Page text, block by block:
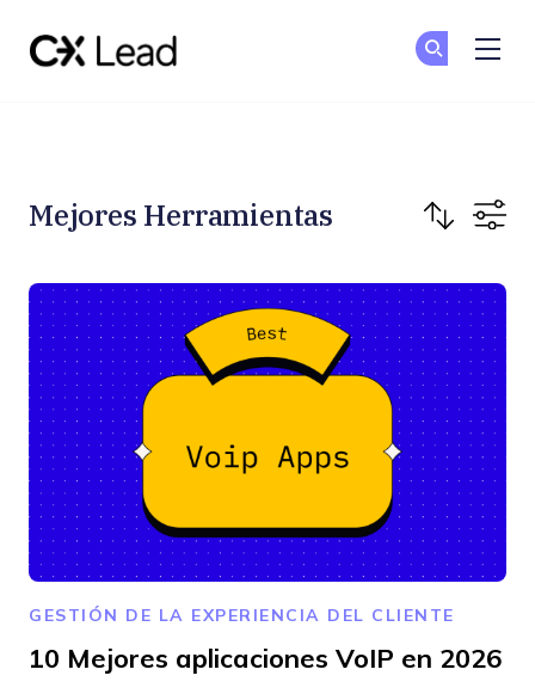
Mejores Herramientas
GESTIÓN DE LA EXPERIENCIA DEL CLIENTE
10 Mejores aplicaciones VoIP en 2026